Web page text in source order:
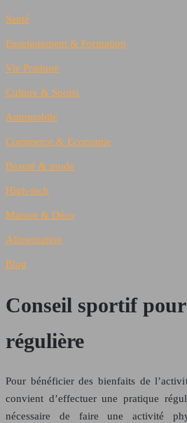
Santé
Enseignement & Formation
Vie Pratique
Culture & Sports
Automobile
Commerce & Economie
Beauté & mode
High-tech
Maison & Déco
Alimentation
Blog
Conseil sportif
régulière
Pour bénéficier des bienfaits de
convient d’effectuer une pratique
nécessaire de faire une activité